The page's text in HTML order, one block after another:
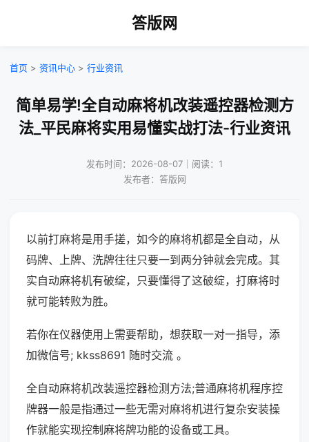
答版网
首页 > 资讯中心 > 行业资讯
简单易学!全自动麻将机改装遥控器检测方
法_平民麻将实用易懂实战打法-行业资讯
发布时间：2026-08-07｜阅读：1
发布者：答版网
以前打麻将是用手搓，如今的麻将机都是全自动，从
码牌、上牌、洗牌往往只要一到两分钟就会完成。其
实自动麻将机有破绽，只要懂得了这破绽，打麻将时
就可能转败为胜。
若你在仪器使用上需要帮助，想获取一对一指导，添
加微信号; kkss8691 随时交流 。
全自动麻将机改装遥控器检测方法;普通麻将机程序控
牌器一般是指通过一些无需对麻将机进行复杂安装操
作就能实现控制麻将牌功能的设备或工具。